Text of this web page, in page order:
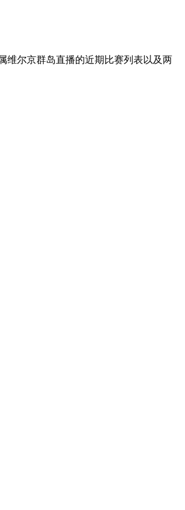
维尔京群岛直播的近期比赛列表以及两